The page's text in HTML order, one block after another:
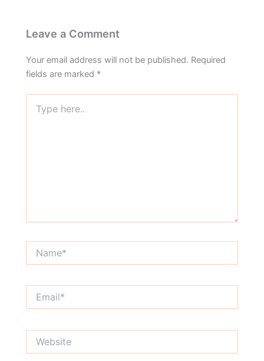
Leave a Comment
Your email address will not be published. Required
fields are marked *
here..